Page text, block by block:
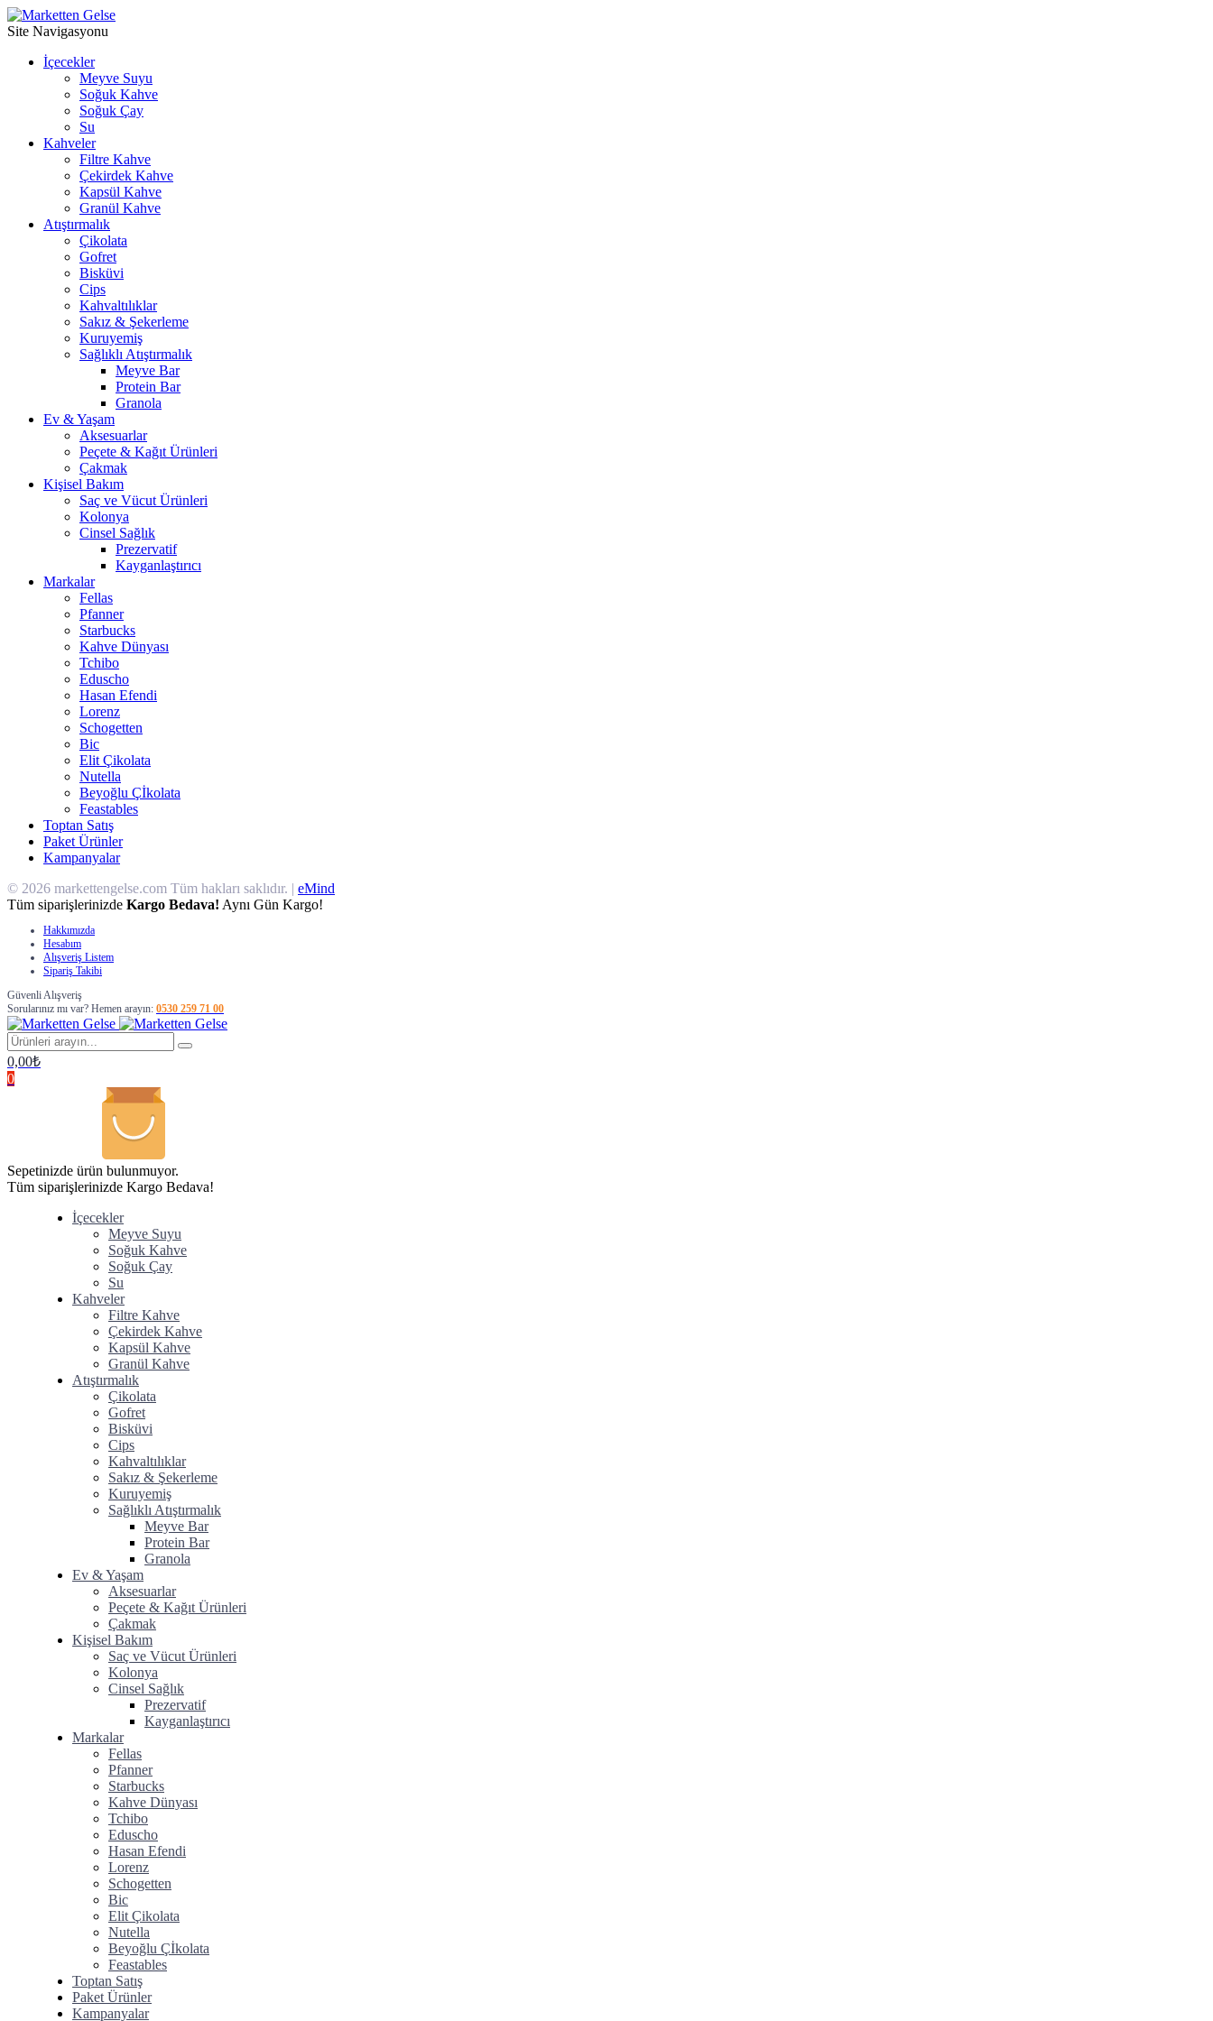
Site Navigasyonu
İçecekler
Meyve Suyu
Soğuk Kahve
⁠Soğuk Çay
Su
Kahveler
Filtre Kahve
Çekirdek Kahve
Kapsül Kahve
Granül Kahve
Atıştırmalık
Çikolata
Gofret
Bisküvi
Cips
Kahvaltılıklar
Sakız & Şekerleme
Kuruyemiş
Sağlıklı Atıştırmalık
Meyve Bar
Protein Bar
Granola
Ev & Yaşam
Aksesuarlar
Peçete & Kağıt Ürünleri
Çakmak
Kişisel Bakım
Saç ve Vücut Ürünleri
Kolonya
Cinsel Sağlık
Prezervatif
Kayganlaştırıcı
Markalar
Fellas
Pfanner
Starbucks
Kahve Dünyası
Tchibo
Eduscho
Hasan Efendi
Lorenz
Schogetten
Bic
Elit Çikolata
Nutella
Beyoğlu Çİkolata
Feastables
Toptan Satış
Paket Ürünler
Kampanyalar
© 2026 markettengelse.com Tüm hakları saklıdır. | eMind
Tüm siparişlerinizde Kargo Bedava! Aynı Gün Kargo!
Hakkımızda
Hesabım
Alışveriş Listem
Sipariş Takibi
Güvenli Alışveriş
Sorularınız mı var? Hemen arayın: 0530 259 71 00
0,00₺
0
Sepetinizde ürün bulunmuyor.
Tüm siparişlerinizde Kargo Bedava!
İçecekler
Meyve Suyu
Soğuk Kahve
⁠Soğuk Çay
Su
Kahveler
Filtre Kahve
Çekirdek Kahve
Kapsül Kahve
Granül Kahve
Atıştırmalık
Çikolata
Gofret
Bisküvi
Cips
Kahvaltılıklar
Sakız & Şekerleme
Kuruyemiş
Sağlıklı Atıştırmalık
Meyve Bar
Protein Bar
Granola
Ev & Yaşam
Aksesuarlar
Peçete & Kağıt Ürünleri
Çakmak
Kişisel Bakım
Saç ve Vücut Ürünleri
Kolonya
Cinsel Sağlık
Prezervatif
Kayganlaştırıcı
Markalar
Fellas
Pfanner
Starbucks
Kahve Dünyası
Tchibo
Eduscho
Hasan Efendi
Lorenz
Schogetten
Bic
Elit Çikolata
Nutella
Beyoğlu Çİkolata
Feastables
Toptan Satış
Paket Ürünler
Kampanyalar